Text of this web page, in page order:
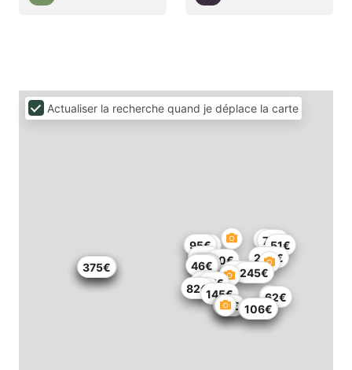
231€
204€
47€
60€
122€ 30€
155€
82€
62€
81€
245€
60€
89€
46€
82€
60€
97€
51€
236€
260€
106€
145€
95€
53€
76€
81€
155€
155€
229€
375€
Actualiser la recherche quand je déplace la carte